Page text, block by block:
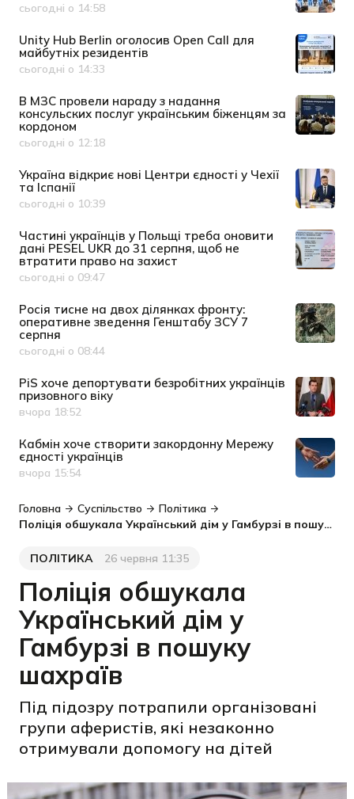
Дата публікації
сьогодні о 14:58
Unity Hub Berlin оголосив Open Call для
майбутніх резидентів
Дата публікації
сьогодні о 14:33
В МЗС провели нараду з надання
консульских послуг українським біженцям за
кордоном
Дата публікації
сьогодні о 12:18
Україна відкриє нові Центри єдності у Чехії
та Іспанії
Дата публікації
сьогодні о 10:39
Частині українців у Польщі треба оновити
дані PESEL UKR до 31 серпня, щоб не
втратити право на захист
Дата публікації
сьогодні о 09:47
Росія тисне на двох ділянках фронту:
оперативне зведення Генштабу ЗСУ 7
серпня
Дата публікації
сьогодні о 08:44
PiS хоче депортувати безробітних українців
призовного віку
Дата публікації
вчора 18:52
Кабмін хоче створити закордонну Мережу
єдності українців
Дата публікації
вчора 15:54
Головна Суспільство
Політика
Поліція обшукала Український дім у Гамбурзі в пошуку шахраїв
Категорія
ПОЛІТИКА
Дата публікації26 червня 11:35
Поліція обшукала
Український дім у
Гамбурзі в пошуку
шахраїв
Під підозру потрапили організовані
групи аферистів, які незаконно
отримували допомогу на дітей